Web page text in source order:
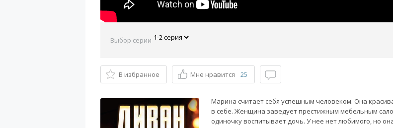
Выбор серии
В избранное Мне нравится 25
Марина считает себя успешным человеком. Она
в себе. Женщина заведует престижным мебельным
одиночку воспитывает дочь. У нее нет любимого, но